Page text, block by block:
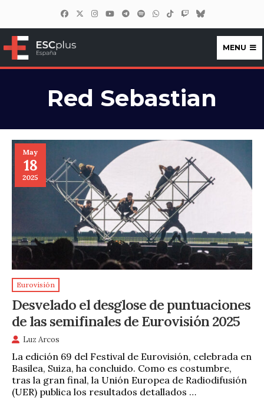
ESCplus España
MENU
Red Sebastian
May
18
2025
Eurovisión
Desvelado el desglose de puntuaciones
de las semifinales de Eurovisión 2025
Luz Arcos
La edición 69 del Festival de Eurovisión, celebrada en
Basilea, Suiza, ha concluido. Como es costumbre,
tras la gran final, la Unión Europea de Radiodifusión
(UER) publica los resultados detallados …